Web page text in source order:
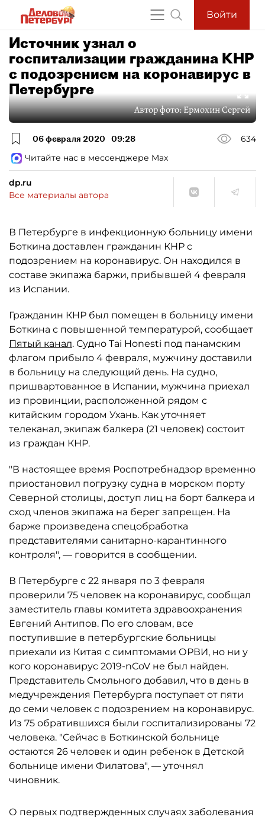
Войти
Источник узнал о
госпитализации гражданина КНР
с подозрением на коронавирус в
Петербурге
Автор фото:Ермохин Сергей
06 февраля 2020 09:28
634
Читайте нас в мессенджере Max
dp.ru
Все материалы автора
В Петербурге в инфекционную больницу имени
Боткина доставлен гражданин КНР с
подозрением на коронавирус. Он находился в
составе экипажа баржи, прибывшей 4 февраля
из Испании.
Гражданин КНР был помещен в больницу имени
Боткина с повышенной температурой, сообщает
Пятый канал. Судно Tai Honesti под панамским
флагом прибыло 4 февраля, мужчину доставили
в больницу на следующий день. На судно,
пришвартованное в Испании, мужчина приехал
из провинции, расположенной рядом с
китайским городом Ухань. Как уточняет
телеканал, экипаж балкера (21 человек) состоит
из граждан КНР.
"В настоящее время Роспотребнадзор временно
приостановил погрузку судна в морском порту
Северной столицы, доступ лиц на борт балкера и
сход членов экипажа на берег запрещен. На
барже произведена спецобработка
представителями санитарно-карантинного
контроля", — говорится в сообщении.
В Петербурге с 22 января по 3 февраля
проверили 75 человек на коронавирус, сообщал
заместитель главы комитета здравоохранения
Евгений Антипов. По его словам, все
поступившие в петербургские больницы
приехали из Китая с симптомами ОРВИ, но ни у
кого коронавирус 2019-nCoV не был найден.
Представитель Смольного добавил, что в день в
медучреждения Петербурга поступает от пяти
до семи человек с подозрением на коронавирус.
Из 75 обратившихся были госпитализированы 72
человека. "Сейчас в Боткинской больнице
остаются 26 человек и один ребенок в Детской
больнице имени Филатова", — уточнял
чиновник.
О первых подтвержденных случаях заболевания